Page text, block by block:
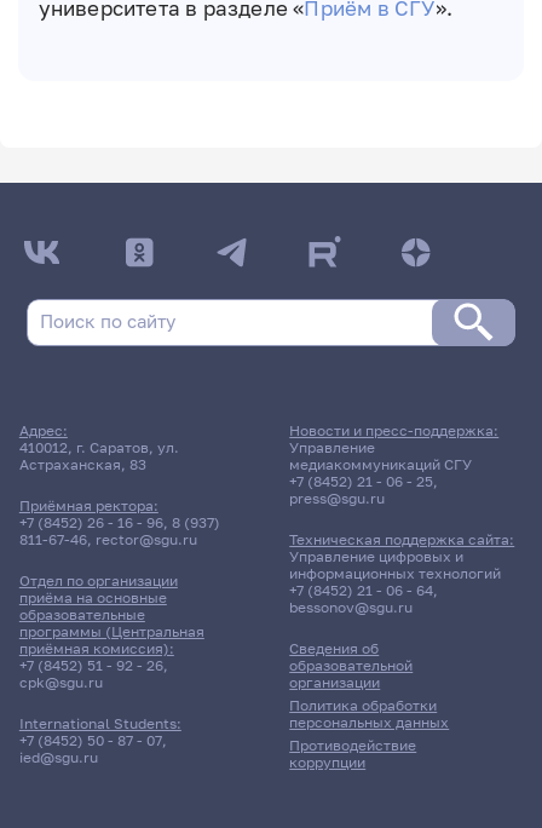
университета в разделе «Приём в СГУ».
Адрес:
410012, г. Саратов, ул.
Астраханская, 83
Приёмная ректора:
+7 (8452) 26 - 16 - 96, 8 (937)
811-67-46, rector@sgu.ru
Отдел по организации
приёма на основные
образовательные
программы (Центральная
приёмная комиссия):
+7 (8452) 51 - 92 - 26,
cpk@sgu.ru
International Students:
+7 (8452) 50 - 87 - 07,
ied@sgu.ru
Сведения об
образовательной
организации
Политика обработки
персональных данных
Противодействие
коррупции
Новости и пресс-поддержка:
Управление
медиакоммуникаций СГУ
+7 (8452) 21 - 06 - 25,
press@sgu.ru
Техническая поддержка сайта:
Управление цифровых и
информационных технологий
+7 (8452) 21 - 06 - 64,
bessonov@sgu.ru